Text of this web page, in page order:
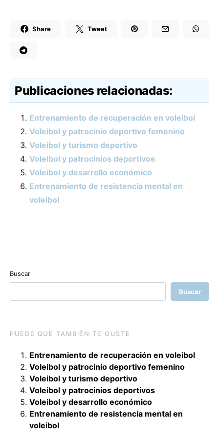
Share Tweet
Publicaciones relacionadas:
Entrenamiento de recuperación en voleibol
Voleibol y patrocinio deportivo femenino
Voleibol y turismo deportivo
Voleibol y patrocinios deportivos
Voleibol y desarrollo económico
Entrenamiento de resistencia mental en
voleibol
Buscar
Buscar
PUEDE QUE TAMBIÉN TE GUSTE
Entrenamiento de recuperación en voleibol
Voleibol y patrocinio deportivo femenino
Voleibol y turismo deportivo
Voleibol y patrocinios deportivos
Voleibol y desarrollo económico
Entrenamiento de resistencia mental en
voleibol